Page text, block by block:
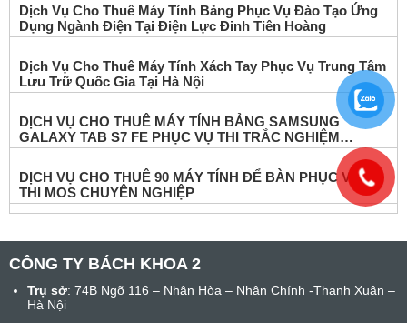
Dịch Vụ Cho Thuê Máy Tính Bảng Phục Vụ Đào Tạo Ứng
Dụng Ngành Điện Tại Điện Lực Đinh Tiên Hoàng
Dịch Vụ Cho Thuê Máy Tính Xách Tay Phục Vụ Trung Tâm
Lưu Trữ Quốc Gia Tại Hà Nội
DỊCH VỤ CHO THUÊ MÁY TÍNH BẢNG SAMSUNG
GALAXY TAB S7 FE PHỤC VỤ THI TRẮC NGHIỆM
ONLINE
DỊCH VỤ CHO THUÊ 90 MÁY TÍNH ĐỂ BÀN PHỤC VỤ KỲ
THI MOS CHUYÊN NGHIỆP
CÔNG TY BÁCH KHOA 2
Trụ sở: 74B Ngõ 116 – Nhân Hòa – Nhân Chính -Thanh Xuân –
Hà Nội